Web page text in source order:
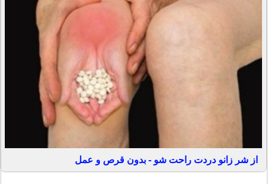
از شر زانو دردت راحت شو - بدون قرص و عمل